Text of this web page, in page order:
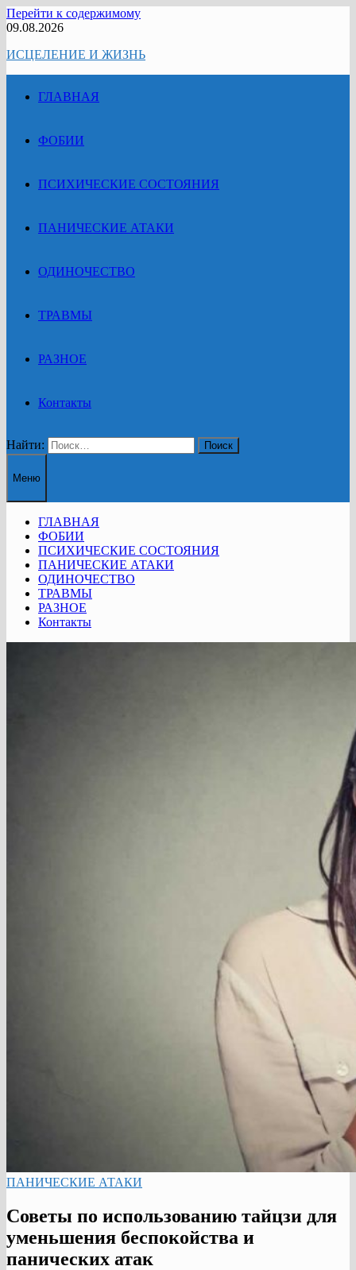
Перейти к содержимому
09.08.2026
ИСЦЕЛЕНИЕ И ЖИЗНЬ
ГЛАВНАЯ
ФОБИИ
ПСИХИЧЕСКИЕ СОСТОЯНИЯ
ПАНИЧЕСКИЕ АТАКИ
ОДИНОЧЕСТВО
ТРАВМЫ
РАЗНОЕ
Контакты
Найти:
Меню
ГЛАВНАЯ
ФОБИИ
ПСИХИЧЕСКИЕ СОСТОЯНИЯ
ПАНИЧЕСКИЕ АТАКИ
ОДИНОЧЕСТВО
ТРАВМЫ
РАЗНОЕ
Контакты
ПАНИЧЕСКИЕ АТАКИ
Советы по использованию тайцзи для
уменьшения беспокойства и
панических атак